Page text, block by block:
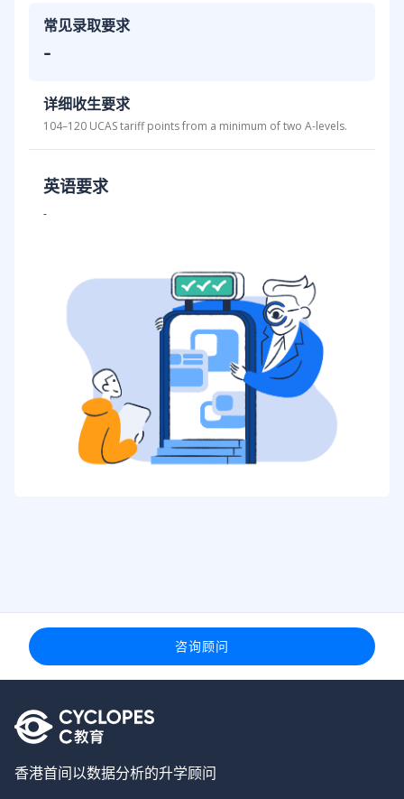
常见录取要求
-
详细收生要求
104–120 UCAS tariff points from a minimum of two A-levels.
英语要求
-
咨询顾问
香港首间以数据分析的升学顾问